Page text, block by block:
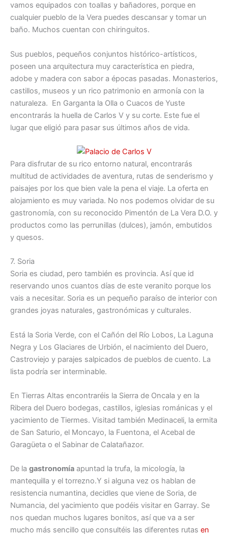
vamos equipados con toallas y bañadores, porque en
cualquier pueblo de la Vera puedes descansar y tomar un
baño. Muchos cuentan con chiringuitos.
Sus pueblos, pequeños conjuntos histórico-artísticos,
poseen una arquitectura muy característica en piedra,
adobe y madera con sabor a épocas pasadas. Monasterios,
castillos, museos y un rico patrimonio en armonía con la
naturaleza. En Garganta la Olla o Cuacos de Yuste
encontrarás la huella de Carlos V y su corte. Este fue el
lugar que eligió para pasar sus últimos años de vida.
Para disfrutar de su rico entorno natural, encontrarás
multitud de actividades de aventura, rutas de senderismo y
paisajes por los que bien vale la pena el viaje. La oferta en
alojamiento es muy variada. No nos podemos olvidar de su
gastronomía, con su reconocido Pimentón de La Vera D.O. y
productos como las perrunillas (dulces), jamón, embutidos
y quesos.
7. Soria
Soria es ciudad, pero también es provincia. Así que id
reservando unos cuantos días de este veranito porque los
vais a necesitar. Soria es un pequeño paraíso de interior con
grandes joyas naturales, gastronómicas y culturales.
Está la Soria Verde, con el Cañón del Río Lobos, La Laguna
Negra y Los Glaciares de Urbión, el nacimiento del Duero,
Castroviejo y parajes salpicados de pueblos de cuento. La
lista podría ser interminable.
En Tierras Altas encontraréis la Sierra de Oncala y en la
Ribera del Duero bodegas, castillos, iglesias románicas y el
yacimiento de Tiermes. Visitad también Medinaceli, la ermita
de San Saturio, el Moncayo, la Fuentona, el Acebal de
Garagüeta o el Sabinar de Calatañazor.
De la gastronomía apuntad la trufa, la micología, la
mantequilla y el torrezno.Y si alguna vez os hablan de
resistencia numantina, decidles que viene de Soria, de
Numancia, del yacimiento que podéis visitar en Garray. Se
nos quedan muchos lugares bonitos, así que va a ser
mucho más sencillo que consultéis las diferentes rutas en